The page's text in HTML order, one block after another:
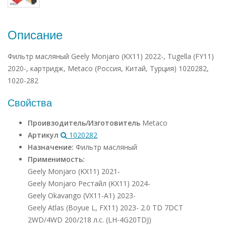
Описание
Фильтр масляный Geely Monjaro (KX11) 2022-, Tugella (FY11)
2020-, картридж, Metaco (Россия, Китай, Турция) 1020282,
1020-282
Свойства
Проивзодитель/Изготовитель Metaco
Артикул
1020282
Назначение: Фильтр масляный
Применимость:
Geely Monjaro (KX11) 2021-
Geely Monjaro Рестайл (KX11) 2024-
Geely Okavango (VX11-A1) 2023-
Geely Atlas (Boyue L, FX11) 2023- 2.0 TD 7DCT
2WD/4WD 200/218 л.с. (LH-4G20TDJ)